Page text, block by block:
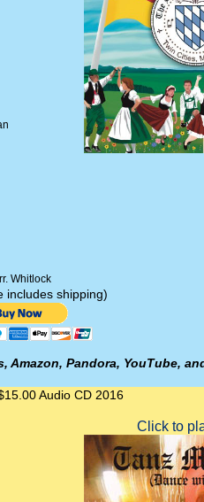
Whitlock
includes shipping)
Pandora, YouTube,
Audio CD 2016